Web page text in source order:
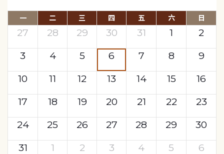
一 二 三 四 五 六 日
27 28 29 30 31 1
2
3
4 5 6 7 8
9
10
11 12 13 14 15
16
17
18 19 20 21 22
23
24
25 26 27 28 29
30
31
1 2 3 4 5 6